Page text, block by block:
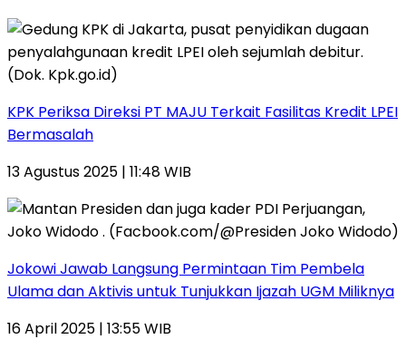
KPK Periksa Direksi PT MAJU Terkait Fasilitas Kredit LPEI
Bermasalah
13 Agustus 2025 | 11:48 WIB
Jokowi Jawab Langsung Permintaan Tim Pembela
Ulama dan Aktivis untuk Tunjukkan Ijazah UGM Miliknya
16 April 2025 | 13:55 WIB